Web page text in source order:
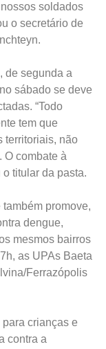
soldados
o secretário de
de segunda a
sábado se deve
“Todo
tem que
territoriais, não
O combate à
titular da pasta.
promove,
dengue,
mesmos bairros
as UPAs Baeta
Ferrazópolis
crianças e
contra a